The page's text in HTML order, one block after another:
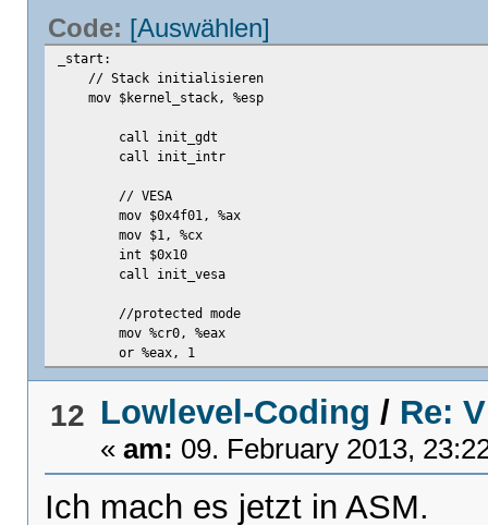
Code: [Auswählen]
_start:
// Stack initialisieren
mov $kernel_stack, %esp
call init_gdt
call init_intr
// VESA
mov $0x4f01, %ax
mov $1, %cx
int $0x10
call init_vesa
//protected mode
mov %cr0, %eax
or %eax, 1
mov %eax, %cr0
// C-Code aufrufen
// Falls wir jemals aus init zurueckkommen sollten,
// halten einfach den Prozessor an. (man braucht
_stop:
12 Lowlevel-Coding / Re:
«am: 09. February 2013,
Ich mach es jetzt in ASM.